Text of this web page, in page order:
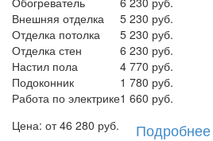
Внешняя отделка
5 230 руб.
Отделка потолка
5 230 руб.
Отделка стен
6 230 руб.
Настил пола
4 770 руб.
Подоконник
1 780 руб.
Работа по электрике1 660 руб.
Цена: от46 280 руб. Подробнее